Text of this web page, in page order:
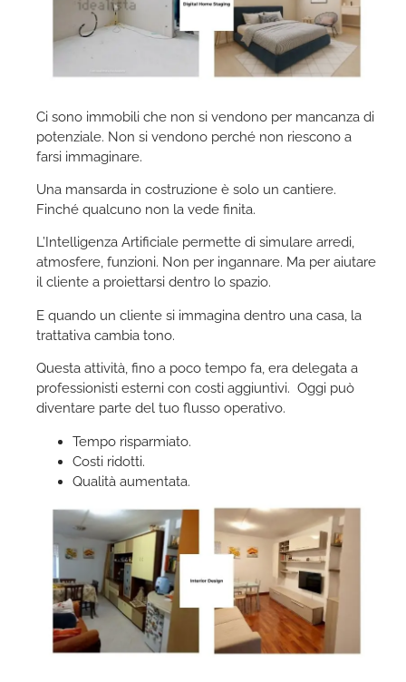
Ci sono immobili che non si vendono per mancanza di
potenziale. Non si vendono perché non riescono a
farsi immaginare.
Una mansarda in costruzione è solo un cantiere.
Finché qualcuno non la vede finita.
L’Intelligenza Artificiale permette di simulare arredi,
atmosfere, funzioni. Non per ingannare. Ma per aiutare
il cliente a proiettarsi dentro lo spazio.
E quando un cliente si immagina dentro una casa, la
trattativa cambia tono.
Questa attività, fino a poco tempo fa, era delegata a
professionisti esterni con costi aggiuntivi. Oggi può
diventare parte del tuo flusso operativo.
Tempo risparmiato.
Costi ridotti.
Qualità aumentata.